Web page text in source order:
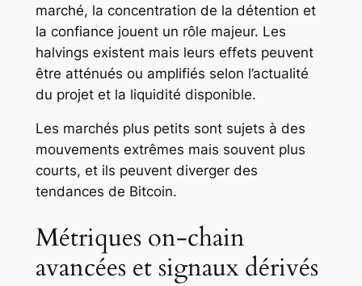
marché, la concentration de la détention et
la confiance jouent un rôle majeur. Les
halvings existent mais leurs effets peuvent
être atténués ou amplifiés selon l’actualité
du projet et la liquidité disponible.
Les marchés plus petits sont sujets à des
mouvements extrêmes mais souvent plus
courts, et ils peuvent diverger des
tendances de Bitcoin.
Métriques on-chain
avancées et signaux dérivés